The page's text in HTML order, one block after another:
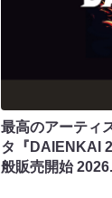
最高のアーティ
タ『DAIENKAI
般販売開始